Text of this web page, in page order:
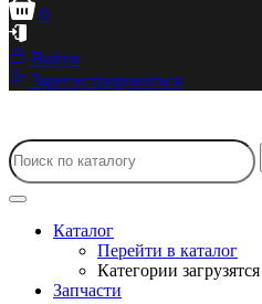
0
Войти
Зарегистрироваться
Каталог
Перейти в каталог
Категории
Запчасти